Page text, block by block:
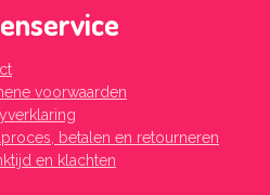
voorwaarden
betalen en retourneren
en klachten